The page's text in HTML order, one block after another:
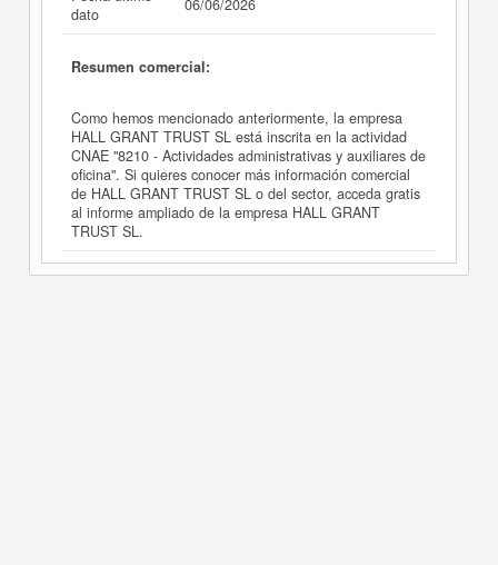
dato
06/06/2026
Resumen comercial:
Como hemos mencionado anteriormente, la empresa
HALL GRANT TRUST SL está inscrita en la actividad
CNAE "8210 - Actividades administrativas y auxiliares de
oficina". Si quieres conocer más información comercial
de HALL GRANT TRUST SL o del sector, acceda gratis
al informe ampliado de la empresa HALL GRANT
TRUST SL.